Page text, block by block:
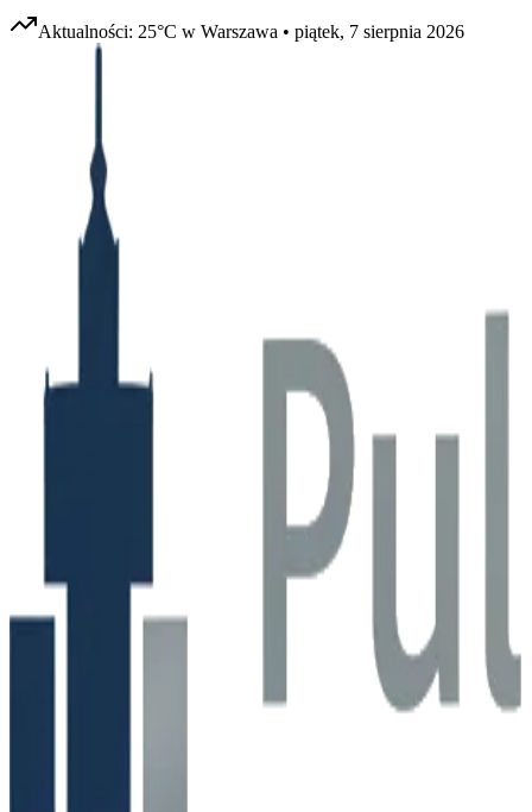
Aktualności: 25°C w Warszawa • piątek, 7 sierpnia 2026